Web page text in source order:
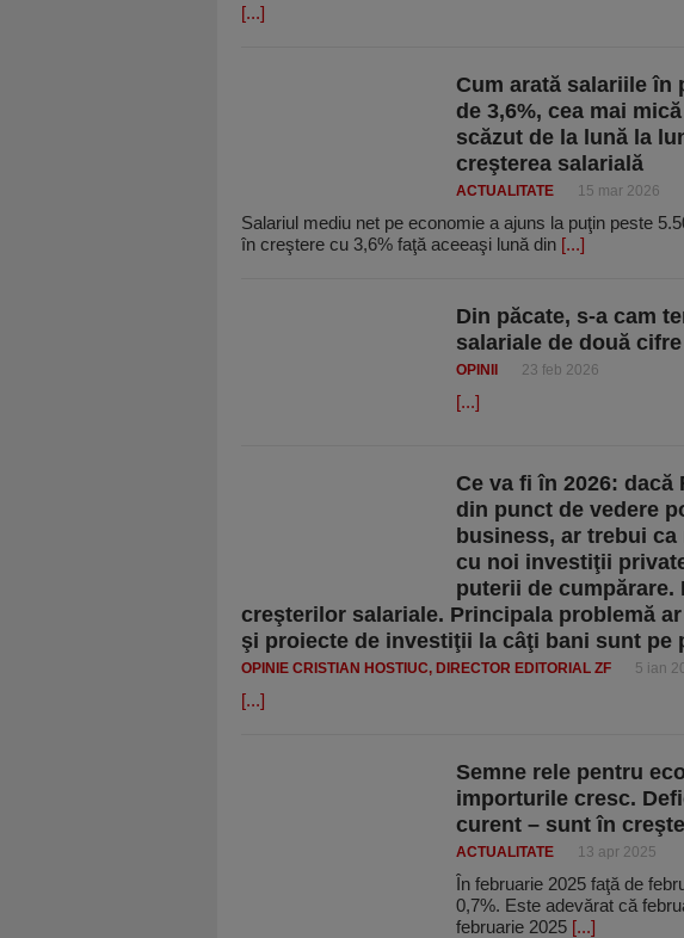
[...]
Cum arată salariile în
de 3,6%, cea mai
scăzut de la lună la
creşterea salarială
ACTUALITATE 15 mar 2026
Salariul mediu net pe economie a ajuns la puţin peste
în creştere cu 3,6% faţă aceeaşi lună din [...]
Din păcate, s-a cam
salariale de două cifre
OPINII 23 feb 2026
[...]
Ce va fi în 2026: dacă
din punct de vedere
business, ar trebui
cu noi investiţii
puterii de cumpărare.
creşterilor salariale. Principala problemă
şi proiecte de investiţii la câţi bani sunt pe
OPINIE CRISTIAN HOSTIUC, DIRECTOR EDITORIAL ZF 5 ian
[...]
Semne rele pentru
importurile cresc.
curent – sunt în
ACTUALITATE 13 apr 2025
În februarie 2025 faţă de
0,7%. Este adevărat că
februarie 2025 [...]